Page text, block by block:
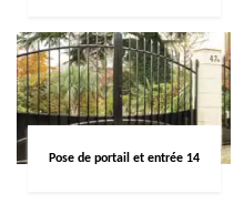
Pose de portail et entrée 14